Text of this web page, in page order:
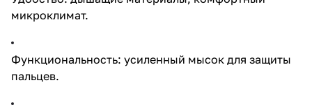
микроклимат.
Функциональность: усиленный мысок для защиты
пальцев.